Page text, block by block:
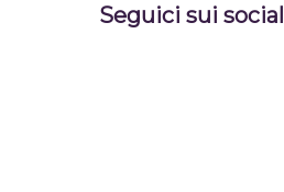
Seguici sui social